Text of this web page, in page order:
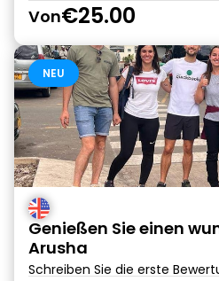
Von€25.00
NEU
Genießen Sie einen
Arusha
Schreiben Sie die erste